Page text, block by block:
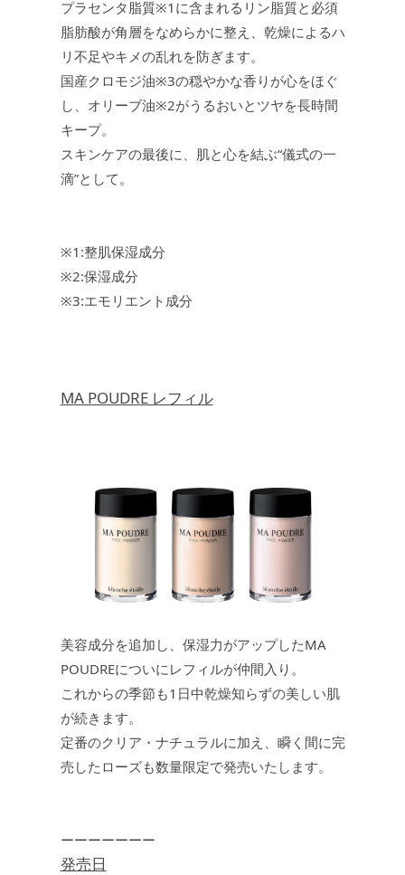
プラセンタ脂質※1に含まれるリン脂質と必須
脂肪酸が角層をなめらかに整え、乾燥によるハ
リ不足やキメの乱れを防ぎます。
国産クロモジ油※3の穏やかな香りが心をほぐ
し、オリーブ油※2がうるおいとツヤを長時間
キープ。
スキンケアの最後に、肌と心を結ぶ“儀式の一
滴”として。
※1:整肌保湿成分
※2:保湿成分
※3:エモリエント成分
MA POUDRE レフィル
美容成分を追加し、保湿力がアップしたMA
POUDREについにレフィルが仲間入り。
これからの季節も1日中乾燥知らずの美しい肌
が続きます。
定番のクリア・ナチュラルに加え、瞬く間に完
売したローズも数量限定で発売いたします。
ーーーーーーー
発売日